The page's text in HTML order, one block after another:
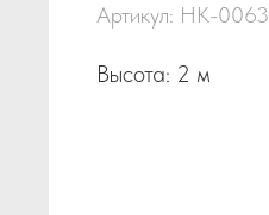
Артикул: НК-0063
Высота: 2 м